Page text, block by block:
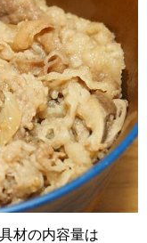
材の内容量は